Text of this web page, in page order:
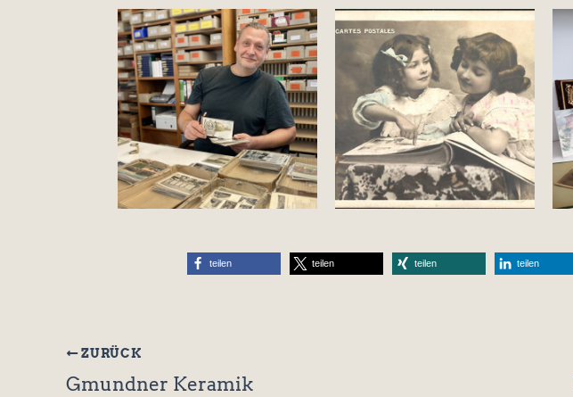
teilen teilen teilen teilen
ZURÜCK
Gmundner Keramik